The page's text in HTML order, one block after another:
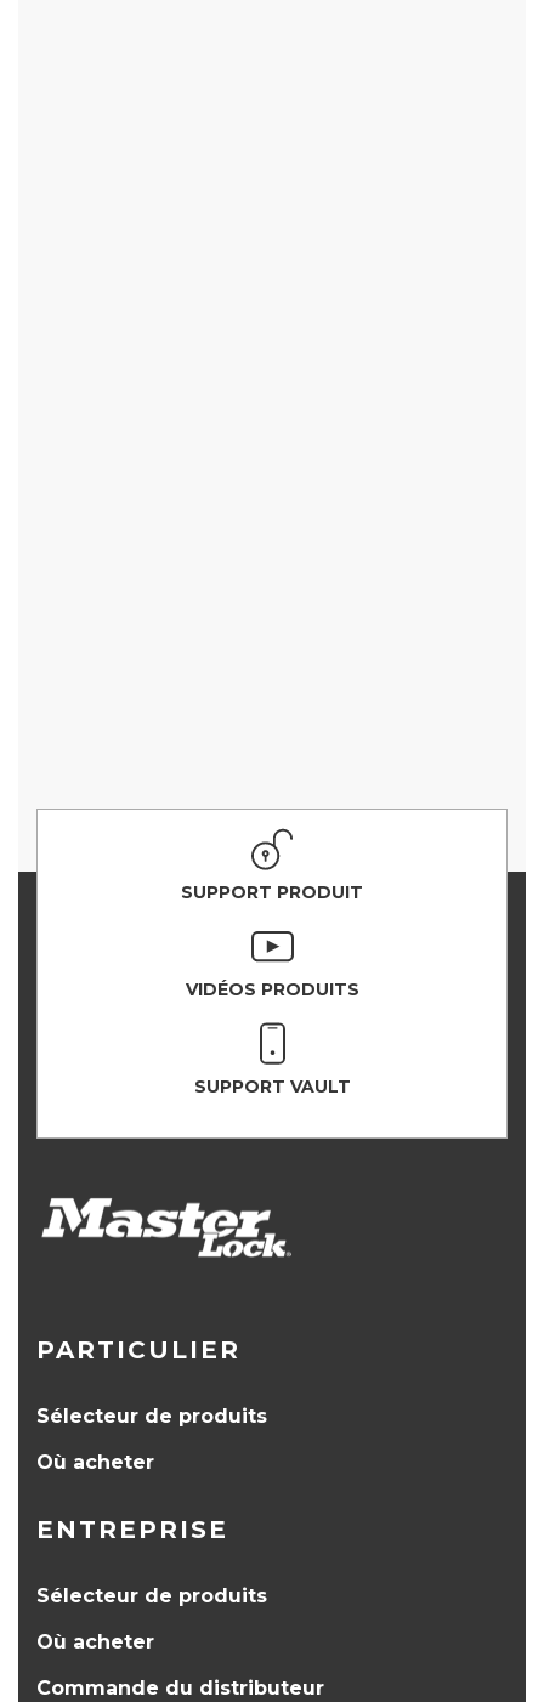
SUPPORT PRODUIT
VIDÉOS PRODUITS
SUPPORT VAULT
PARTICULIER
Sélecteur de produits
Où acheter
ENTREPRISE
Sélecteur de produits
Où acheter
Commande du distributeur